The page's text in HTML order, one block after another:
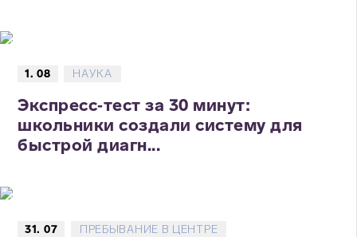
1. 08 НАУКА
Экспресс‑тест за 30 минут:
школьники создали систему для
быстрой диагн...
31. 07 ПРЕБЫВАНИЕ В ЦЕНТРЕ